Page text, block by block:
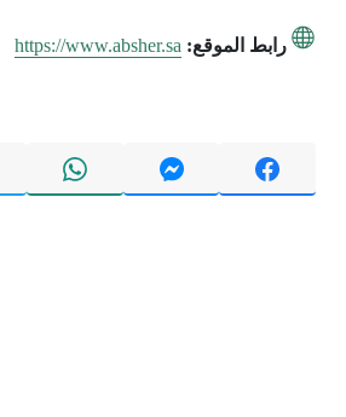
رابط الموقع: https://www.absher.sa